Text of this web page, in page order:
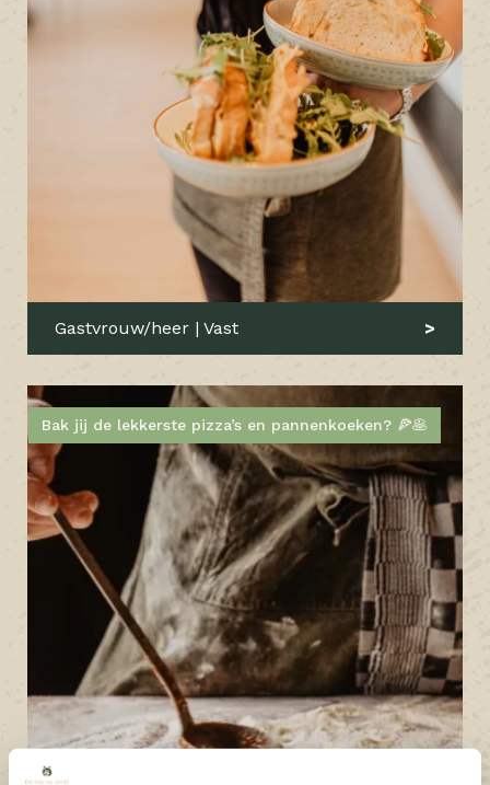
Gastvrouw/heer | Vast
Bak jij de lekkerste pizza’s en pannenkoeken? 🍕🥞